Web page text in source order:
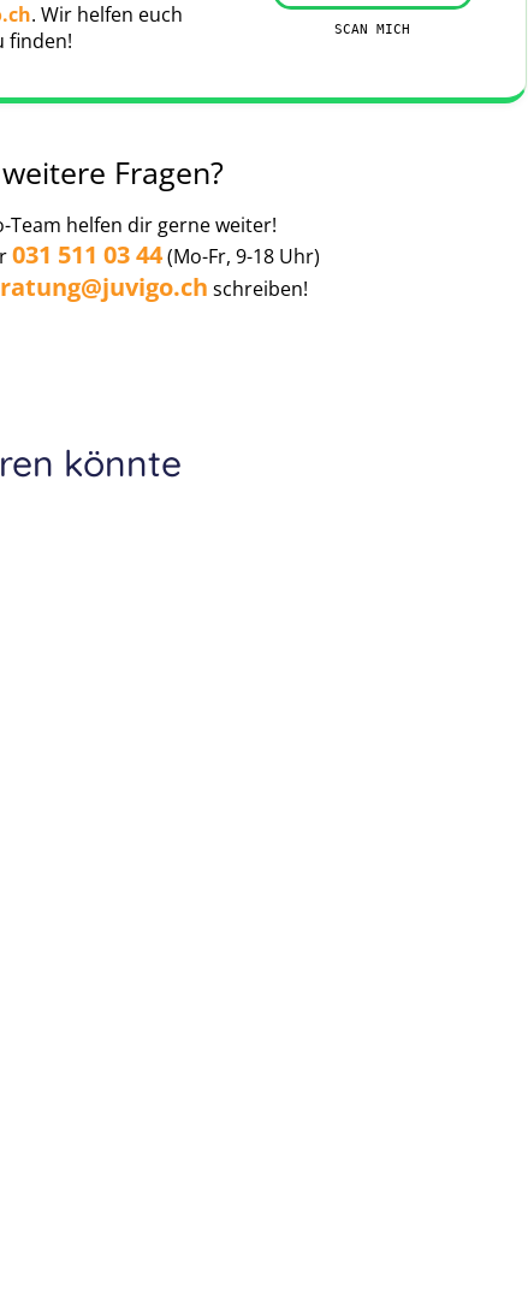
der HanseMerkur zusammen. Die HanseMerkur
die massgeschneiderte Lösungen
und schneller Schadensabwicklung konnten wir in
Reisen ermöglichen.
habt, geht ins Ausland. Um euren Urlaub auch
empfehlen wir euch unseren 5-Sterne-Premium-Schutz.
Reiseversicherungen auch eine
. Wir helfen euch
finden!
SCAN MICH
Fragen?
Team helfen dir gerne weiter!
031 511 03 44(Mo-Fr, 9-18 Uhr)
schreiben!
könnte